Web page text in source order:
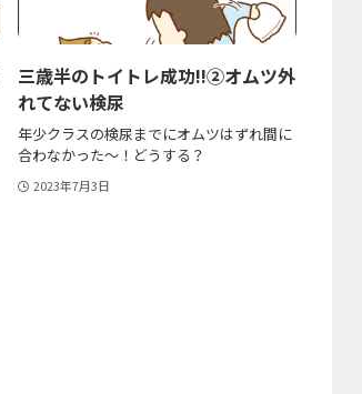
三歳半のトイトレ成功!!②オムツ外
れてない検尿
年少クラスの検尿までにオムツはずれ間に
合わなかった〜！どうする？
2023年7月3日